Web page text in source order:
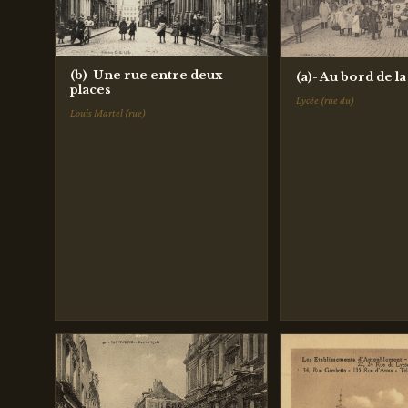
(b)-Une rue entre deux
places
Louis Martel (rue)
(a)- Au bord de
Lycée (rue du)